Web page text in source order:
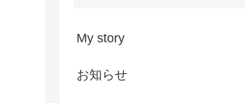
My story
お知らせ